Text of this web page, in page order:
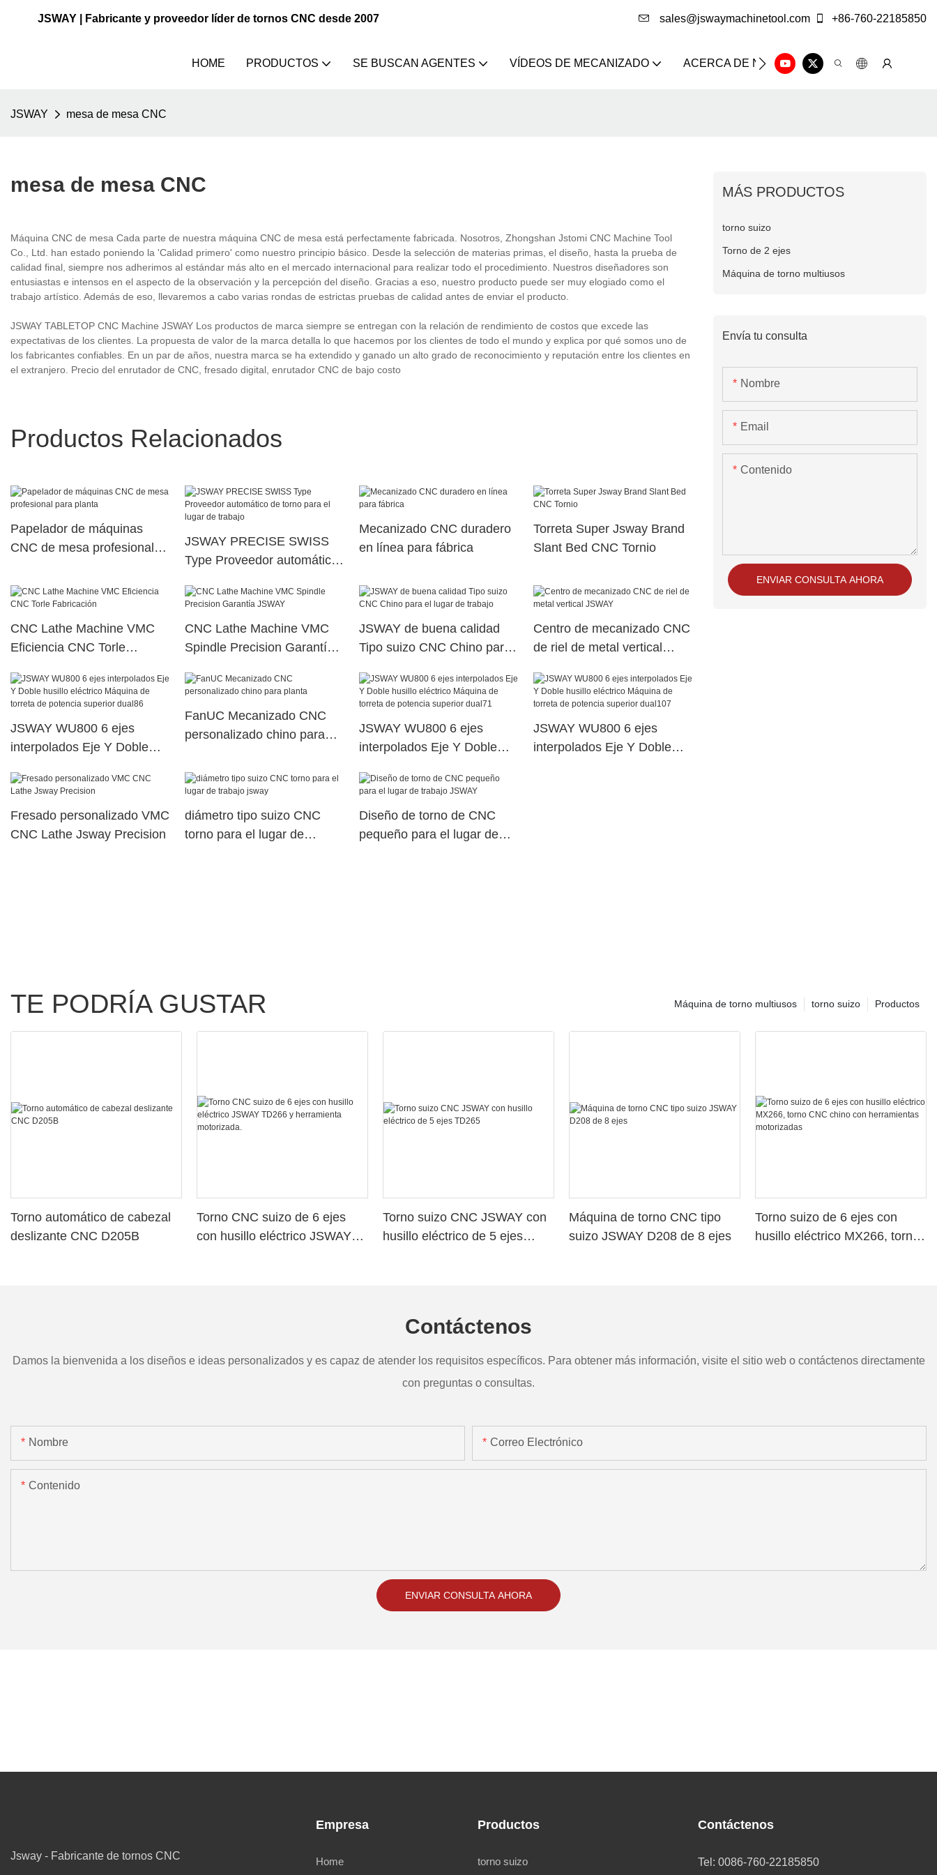
JSWAY | Fabricante y proveedor líder de tornos CNC desde 2007 sales@jswaymachinetool.com +86-760-22185850
HOME PRODUCTOS SE BUSCAN AGENTES VÍDEOS DE MECANIZADO ACERCA DE NOSOTROS SOLUCIÓN
JSWAY mesa de mesa CNC
mesa de mesa CNC
Máquina CNC de mesa Cada parte de nuestra máquina CNC de mesa está perfectamente fabricada. Nosotros, Zhongshan Jstomi CNC Machine Tool
Co., Ltd. han estado poniendo la 'Calidad primero' como nuestro principio básico. Desde la selección de materias primas, el diseño, hasta la prueba de
calidad final, siempre nos adherimos al estándar más alto en el mercado internacional para realizar todo el procedimiento. Nuestros diseñadores son
entusiastas e intensos en el aspecto de la observación y la percepción del diseño. Gracias a eso, nuestro producto puede ser muy elogiado como el
trabajo artístico. Además de eso, llevaremos a cabo varias rondas de estrictas pruebas de calidad antes de enviar el producto.
JSWAY TABLETOP CNC Machine JSWAY Los productos de marca siempre se entregan con la relación de rendimiento de costos que excede las
expectativas de los clientes. La propuesta de valor de la marca detalla lo que hacemos por los clientes de todo el mundo y explica por qué somos uno de
los fabricantes confiables. En un par de años, nuestra marca se ha extendido y ganado un alto grado de reconocimiento y reputación entre los clientes en
el extranjero. Precio del enrutador de CNC, fresado digital, enrutador CNC de bajo costo
Productos Relacionados
Papelador de máquinas
CNC de mesa profesional
JSWAY PRECISE SWISS
Type Proveedor automático
trabajo
Mecanizado CNC duradero
en línea para fábrica
Torreta Super Jsway Brand
Slant Bed CNC Tornio
CNC Lathe Machine VMC
Eficiencia CNC Torle
CNC Lathe Machine VMC
Spindle Precision Garantía
JSWAY de buena calidad
Tipo suizo CNC Chino para
Centro de mecanizado CNC
de riel de metal vertical
JSWAY WU800 6 ejes
interpolados Eje Y Doble
torreta de potencia superior
FanUC Mecanizado CNC
personalizado chino para
JSWAY WU800 6 ejes
interpolados Eje Y Doble
torreta de potencia superior
JSWAY WU800 6 ejes
interpolados Eje Y Doble
Fresado personalizado VMC
CNC Lathe Jsway Precision
diámetro tipo suizo CNC
torno para el lugar de
Diseño de torno de CNC
pequeño para el lugar de
MÁS PRODUCTOS
torno suizo
Torno de 2 ejes
Máquina de torno multiusos
Envía tu consulta
Nombre
Email
Contenido
ENVIAR CONSULTA AHORA
TE PODRÍA GUSTAR Productos
torno suizo
Máquina de torno multiusos
Torno automático de cabezal
deslizante CNC D205B
Torno CNC suizo de 6 ejes
con husillo eléctrico JSWAY
Torno suizo CNC JSWAY con
husillo eléctrico de 5 ejes
Máquina de torno CNC tipo
suizo JSWAY D208 de 8 ejes
Torno suizo de 6 ejes con
husillo eléctrico MX266, torno
Contáctenos
Damos la bienvenida a los diseños e ideas personalizados y es capaz de atender los requisitos específicos. Para obtener más información, visite el sitio web o contáctenos directamente
con preguntas o consultas.
Nombre Correo Electrónico
Contenido
ENVIAR CONSULTA AHORA
Jsway - Fabricante de tornos CNC
Empresa
Home
Productos
torno suizo
Contáctenos
Tel: 0086-760-22185850